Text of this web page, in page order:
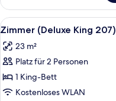
(Deluxe
King
206)
Alle
Fotos
für
Zimmer
(Deluxe
King
4
Zimmer (Deluxe King 207)
23 m²
Platz für 2 Personen
1 King-Bett
Kostenloses WLAN